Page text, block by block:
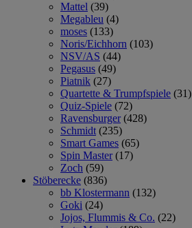
Mattel (39)
Megableu (4)
moses (133)
Noris/Eichhorn (103)
NSV/AS (44)
Pegasus (49)
Piatnik (27)
Quartette & Trumpfspiele (31)
Quiz-Spiele (72)
Ravensburger (428)
Schmidt (235)
Smart Games (65)
Spin Master (17)
Zoch (59)
Stöberecke (836)
bb Klostermann (132)
Goki (24)
Jojos, Flummis & Co. (22)